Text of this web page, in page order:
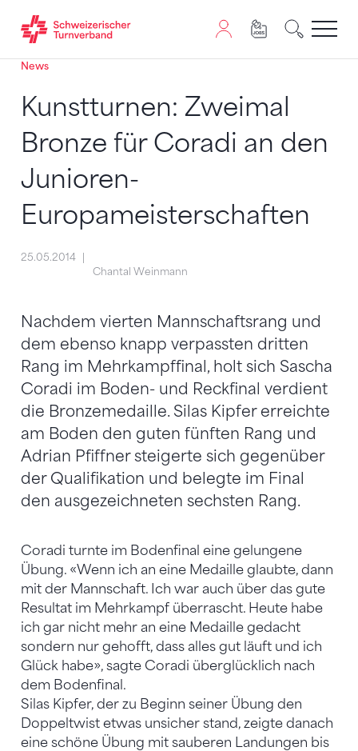
Zum Inhalt springen
Zur Sitemap navigieren
Zum Navigieren dieser Seite wird JavaScript benötigt.
News
Kunstturnen: Zweimal
Bronze für Coradi an den
Junioren-
Europameisterschaften
25.05.2014
Chantal Weinmann
Nachdem vierten Mannschaftsrang und
dem ebenso knapp verpassten dritten
Rang im Mehrkampffinal, holt sich Sascha
Coradi im Boden- und Reckfinal verdient
die Bronzemedaille. Silas Kipfer erreichte
am Boden den guten fünften Rang und
Adrian Pfiffner steigerte sich gegenüber
der Qualifikation und belegte im Final
den ausgezeichneten sechsten Rang.
Coradi turnte im Bodenfinal eine gelungene
Übung. «Wenn ich an eine Medaille glaubte, dann
mit der Mannschaft. Ich war auch über das gute
Resultat im Mehrkampf überrascht. Heute habe
ich gar nicht mehr an eine Medaille gedacht
sondern nur gehofft, dass alles gut läuft und ich
Glück habe», sagte Coradi überglücklich nach
dem Bodenfinal.
Silas Kipfer, der zu Beginn seiner Übung den
Doppeltwist etwas unsicher stand, zeigte danach
eine schöne Übung mit sauberen Landungen bis